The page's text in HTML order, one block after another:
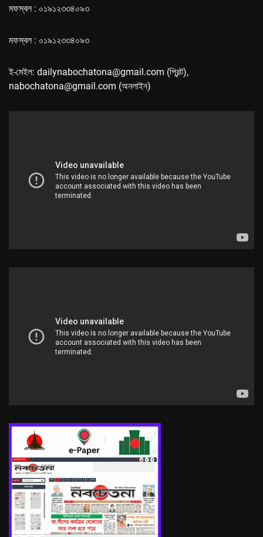
মফস্বল : ০১৯১২৩৩৪০৯৩
মফস্বল : ০১৯১২৩৩৪০৯৩
ই-মেইল: dailynabochatona@gmail.com (প্রিন্ট),
nabochatona@gmail.com (অনলাইন)